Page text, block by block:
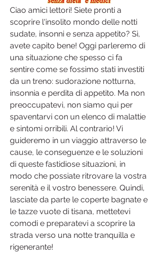
Ciao amici lettori! Siete pronti a
scoprire l'insolito mondo delle notti
sudate, insonni e senza appetito? Sì,
avete capito bene! Oggi parleremo di
una situazione che spesso ci fa
sentire come se fossimo stati investiti
da un treno: sudorazione notturna,
insonnia e perdita di appetito. Ma non
preoccupatevi, non siamo qui per
spaventarvi con un elenco di malattie
e sintomi orribili. Al contrario! Vi
guideremo in un viaggio attraverso le
cause, le conseguenze e le soluzioni
di queste fastidiose situazioni, in
modo che possiate ritrovare la vostra
serenità e il vostro benessere. Quindi,
lasciate da parte le coperte bagnate e
le tazze vuote di tisana, mettetevi
comodi e preparatevi a scoprire la
strada verso una notte tranquilla e
rigenerante!